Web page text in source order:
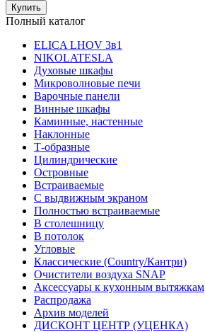
Купить
Полный каталог
ELICA LHOV 3в1
NIKOLATESLA
Духовые шкафы
Микроволновые печи
Варочные панели
Винные шкафы
Каминные, настенные
Наклонные
Т-образные
Цилиндрические
Островные
Встраиваемые
С выдвижным экраном
Полностью встраиваемые
В столешницу
В потолок
Угловые
Классические (Country/Кантри)
Очистители воздуха SNAP
Аксессуары к кухонным вытяжкам
Распродажа
Архив моделей
ДИСКОНТ ЦЕНТР (УЦЕНКА)